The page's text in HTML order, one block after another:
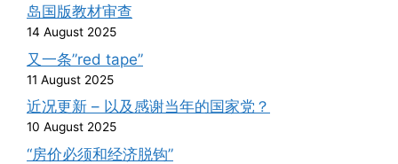
岛国版教材审查
14 August 2025
又一条”red tape”
11 August 2025
近况更新 – 以及感谢当年的国家党？
10 August 2025
“房价必须和经济脱钩”